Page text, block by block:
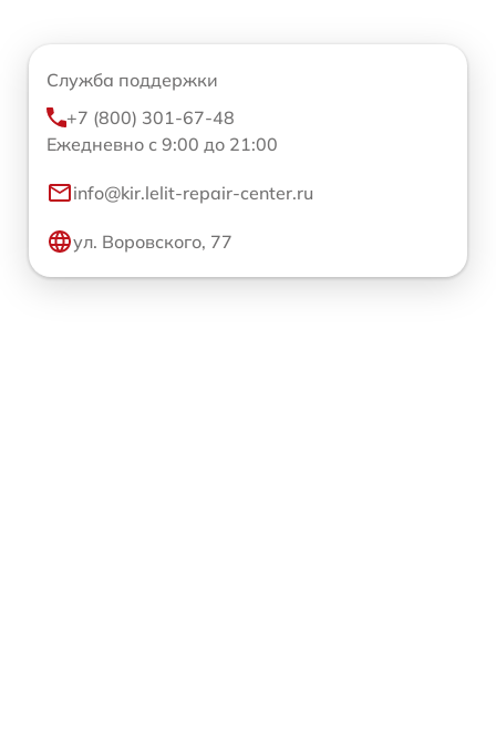
Служба поддержки
+7 (800) 301-67-48
Ежедневно с 9:00 до 21:00
info@kir.lelit-repair-center.ru
ул. Воровского, 77